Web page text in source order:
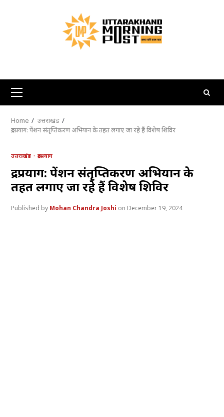
Primary
Menu
Home
उत्तराखंड
रुद्रप्रयाग: पेंशन संतृप्तिकरण अभियान के तहत लगाए जा रहे हैं विशेष शिविर
उत्तराखंड रुद्रप्रयाग
रुद्रप्रयाग: पेंशन संतृप्तिकरण अभियान के
तहत लगाए जा रहे हैं विशेष शिविर
Mohan Chandra Joshi December 19, 2024